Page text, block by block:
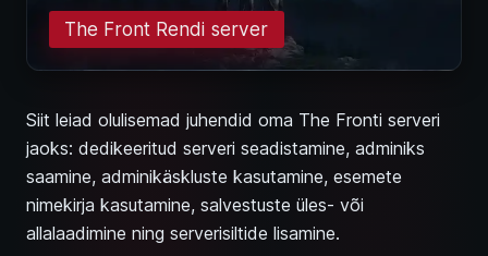
The Front Rendi server
Siit leiad olulisemad juhendid oma The Fronti serveri
jaoks: dedikeeritud serveri seadistamine, adminiks
saamine, adminikäskluste kasutamine, esemete
nimekirja kasutamine, salvestuste üles- või
allalaadimine ning serverisiltide lisamine.